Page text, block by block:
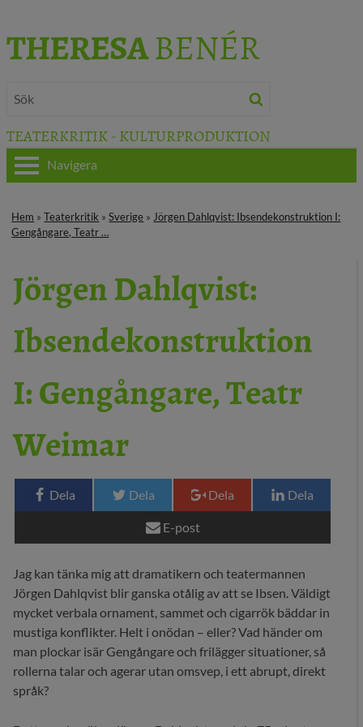
THERESABENÉR
TEATERKRITIK - KULTURPRODUKTION
OM THERESA
TEATERKRITIK
KULTURJOURNALISTIK
BÖCKER & FILM
29 MEDIA
KONTAKT
Navigera
Hem »Teaterkritik »Sverige »Jörgen Dahlqvist: Ibsendekonstruktion I:
Gengångare, Teatr …
Jörgen Dahlqvist:
Ibsendekonstruktion
I: Gengångare, Teatr
Weimar
Dela Dela Dela Dela
E-post
Jag kan tänka mig att dramatikern och teatermannen
Jörgen Dahlqvist blir ganska otålig av att se Ibsen. Väldigt
mycket verbala ornament, sammet och cigarrök bäddar in
mustiga konflikter. Helt i onödan – eller? Vad händer om
man plockar isär Gengångare och frilägger situationer, så
rollerna talar och agerar utan omsvep, i ett abrupt, direkt
språk?